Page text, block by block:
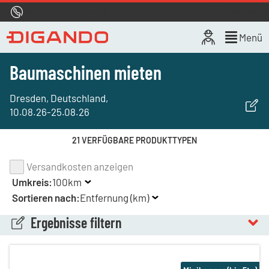
Menü
Baumaschinen mieten
Dresden, Deutschland,
10.08.26-25.08.26
21 VERFÜGBARE PRODUKTTYPEN
Ergebnisse filtern
Versandkosten anzeigen
Umkreis:100km
Sortieren nach:Entfernung (km)